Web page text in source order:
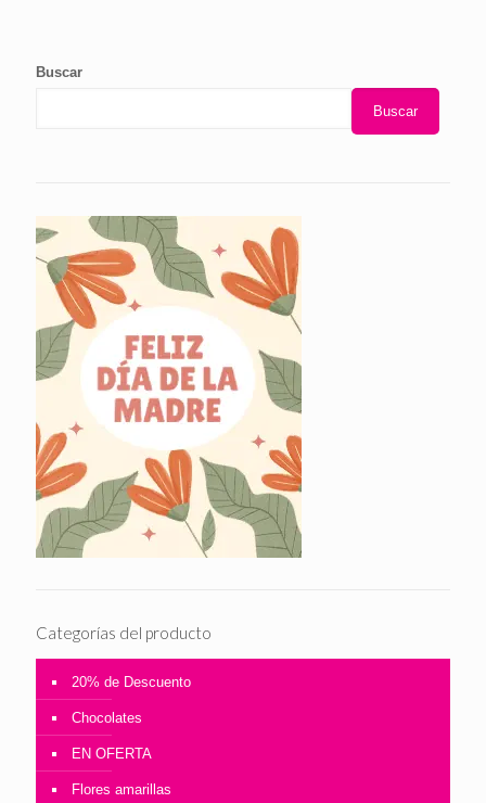
Buscar
Buscar
Categorías del producto
20% de Descuento
Chocolates
EN OFERTA
Flores amarillas